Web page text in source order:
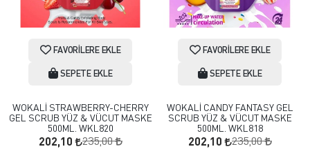
FAVORILERE EKLE
SEPETE EKLE
WOKALİ STRAWBERRY-CHERRY
GEL SCRUB YÜZ & VÜCUT MASKE
500ML. WKL820
202,10 235,00
FAVORILERE EKLE
SEPETE EKLE
WOKALİ CANDY FANTASY GEL
SCRUB YÜZ & VÜCUT MASKE
500ML. WKL818
202,10 235,00